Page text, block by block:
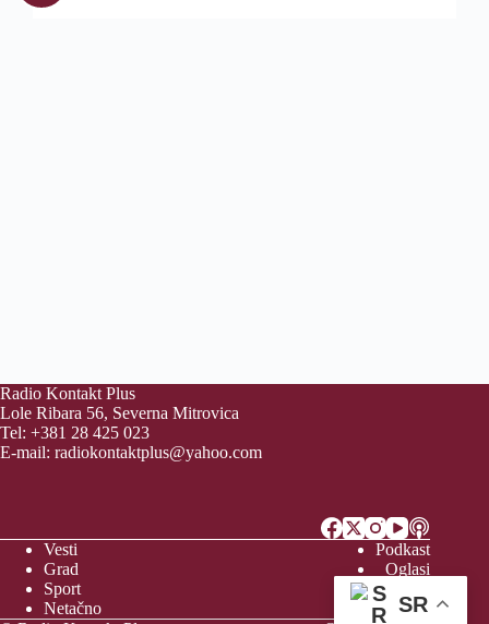
Radio Kontakt Plus
Lole Ribara 56, Severna Mitrovica
Tel: +381 28 425 023
E-mail: radiokontaktplus@yahoo.com
Vesti
Grad
Sport
Netačno
Podkast
Oglasi
Vreme
SR